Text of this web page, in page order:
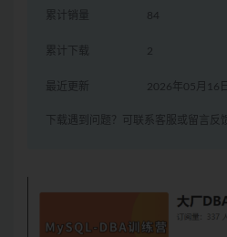
累计销量 84
累计下载 2
最近更新 2026年05月16日
下载遇到问题？可联系客服或留言反馈